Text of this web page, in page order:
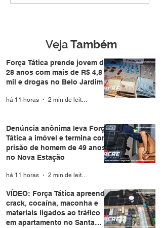
VejaTambém
Força Tática prende jovem de
28 anos com mais de R$ 4,8
mil e drogas no Belo Jardim I
há 11 horas 2 min de leitura
Denúncia anônima leva Força
Tática a imóvel e termina com
prisão de homem de 49 anos
no Nova Estação
há 11 horas 2 min de leitura
VÍDEO: Força Tática apreende
crack, cocaína, maconha e
materiais ligados ao tráfico
em apartamento no Santa